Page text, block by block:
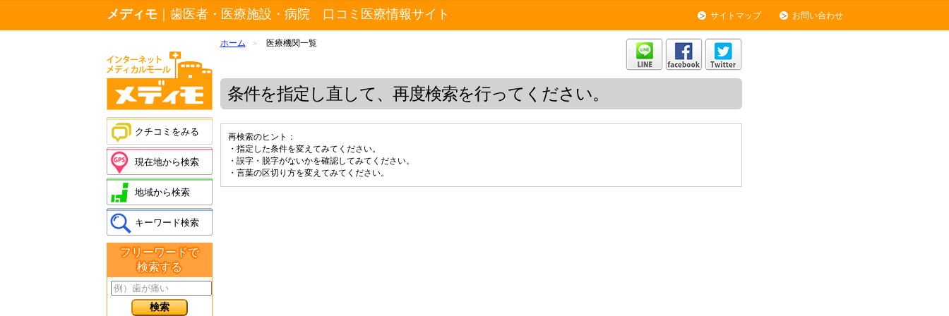
メディモ｜歯医者・医療施設・病院 口コミ医療情報サイト サイトマップ お問い合わせ
クチコミをみる
現在地から検索
地域から検索
キーワード検索
フリーワードで
検索する
ホーム > 医療機関一覧
条件を指定し直して、再度検索を行ってください。
再検索のヒント：
・指定した条件を変えてみてください。
・誤字・脱字がないかを確認してみてください。
・言葉の区切り方を変えてみてください。